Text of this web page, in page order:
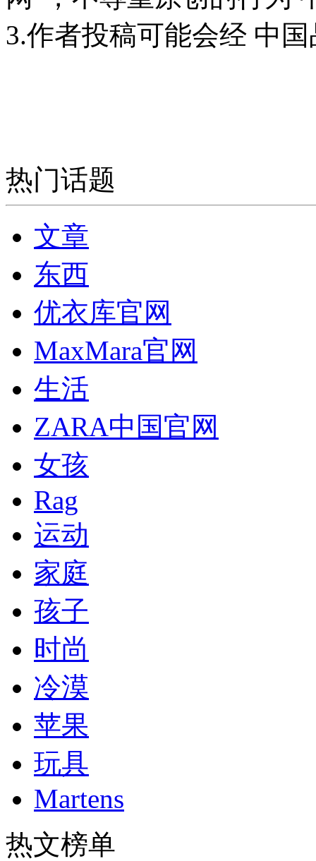
3.作者投稿可能会经 中
热门话题
文章
东西
优衣库官网
MaxMara官网
生活
ZARA中国官网
女孩
Rag
运动
家庭
孩子
时尚
冷漠
苹果
玩具
Martens
热文榜单